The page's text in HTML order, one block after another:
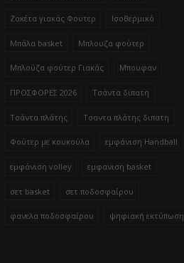
Ζακέτα γιακάς Φουτερ Ισοθερμικό
Μπάλα basket Μπλουζα φούτερ
Μπλούζα φούτερ Γιακάς Μπουφαν
ΠΡΟΣΦΟΡΕΣ 2026 Τσάντα διπατη
Τσάντα πλάτης Τσαντα πλάτης διπατη
Φούτερ με κουκούλα εμφάνιση Handball
εμφάνιση volley εμφανιση basket
σετ basket σετ ποδοσφαίρου
φανελα ποδοσφαίρου ψηφιακή εκτύπωση